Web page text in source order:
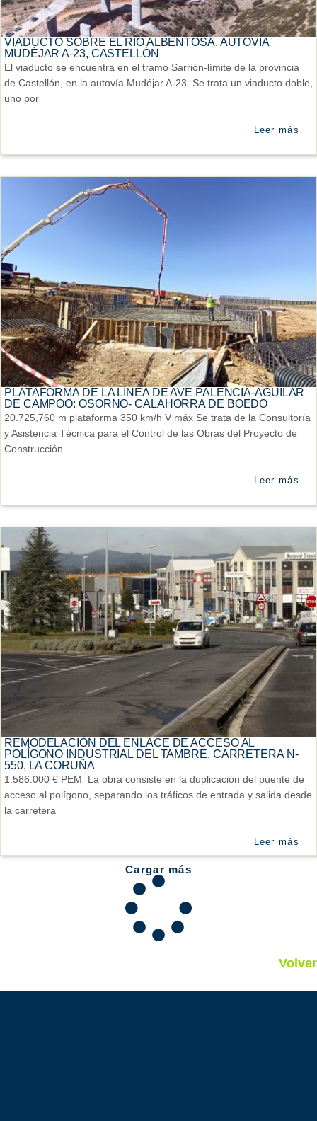
VIADUCTO SOBRE EL RÍO ALBENTOSA, AUTOVÍA
MUDÉJAR A-23, CASTELLÓN
El viaducto se encuentra en el tramo Sarrión-límite de la provincia
de Castellón, en la autovía Mudéjar A-23. Se trata un viaducto doble,
uno por
Leer más
PLATAFORMA DE LA LÍNEA DE AVE PALENCIA-AGUILAR
DE CAMPOO: OSORNO- CALAHORRA DE BOEDO
20.725,760 m plataforma 350 km/h V máx Se trata de la Consultoría
y Asistencia Técnica para el Control de las Obras del Proyecto de
Construcción
Leer más
REMODELACIÓN DEL ENLACE DE ACCESO AL
POLÍGONO INDUSTRIAL DEL TAMBRE, CARRETERA N-
550, LA CORUÑA
1.586.000 € PEM La obra consiste en la duplicación del puente de
acceso al polígono, separando los tráficos de entrada y salida desde
la carretera
Leer más
Cargar más
Volver